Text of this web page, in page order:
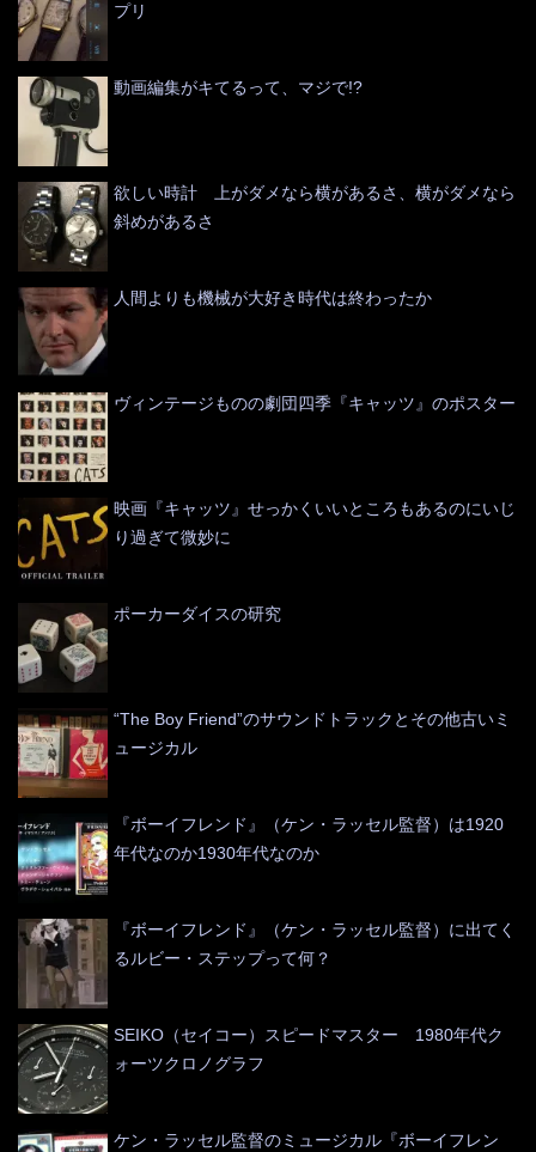
プリ
動画編集がキてるって、マジで!?
欲しい時計 上がダメなら横があるさ、横がダメなら
斜めがあるさ
人間よりも機械が大好き時代は終わったか
ヴィンテージものの劇団四季『キャッツ』のポスター
映画『キャッツ』せっかくいいところもあるのにいじ
り過ぎて微妙に
ポーカーダイスの研究
“The Boy Friend”のサウンドトラックとその他古いミ
ュージカル
『ボーイフレンド』（ケン・ラッセル監督）は1920
年代なのか1930年代なのか
『ボーイフレンド』（ケン・ラッセル監督）に出てく
るルビー・ステップって何？
SEIKO（セイコー）スピードマスター 1980年代ク
ォーツクロノグラフ
ケン・ラッセル監督のミュージカル『ボーイフレン